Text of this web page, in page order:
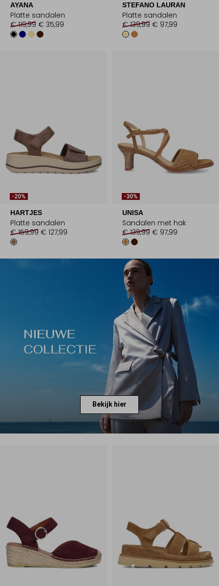
AYANA
Platte sandalen
€ 119,99 € 35,99
STEFANO LAURAN
Platte sandalen
€ 139,99 € 97,99
-20%
HARTJES
Platte sandalen
€ 159,99 € 127,99
-30%
UNISA
Sandalen met hak
€ 139,99 € 97,99
Bekijk hier